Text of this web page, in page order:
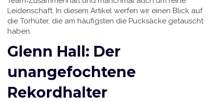
Leidenschaft. In diesem Artikel werfen wir einen Blick auf
die Torhüter, die am häufigsten die Pucksäcke getauscht
haben.
Glenn Hall: Der
unangefochtene
Rekordhalter